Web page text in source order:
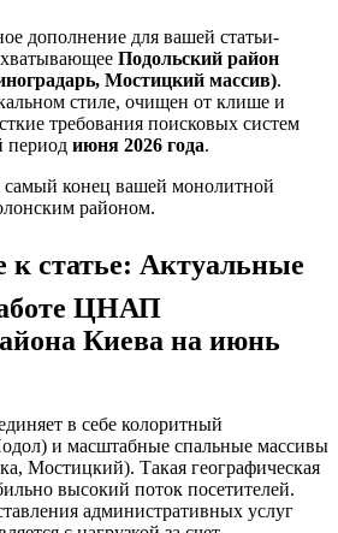
дополнение для вашей статьи-
Подольский район
Мостицкий массив).
стиле, очищен от клише и
требования поисковых систем
период июня 2026 года.
самый конец вашей монолитной
районом.
статье: Актуальные
ЦНАП
Киева на июнь
в себе колоритный
и масштабные спальные массивы
Мостицкий). Такая географическая
высокий поток посетителей.
административных услуг